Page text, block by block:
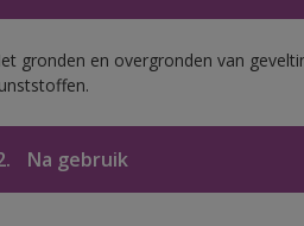
gronden en overgronden van
Na gebruik